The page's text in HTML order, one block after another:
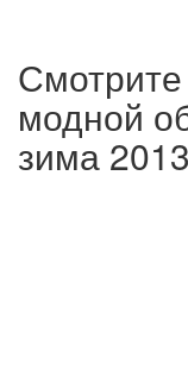
модной
зима